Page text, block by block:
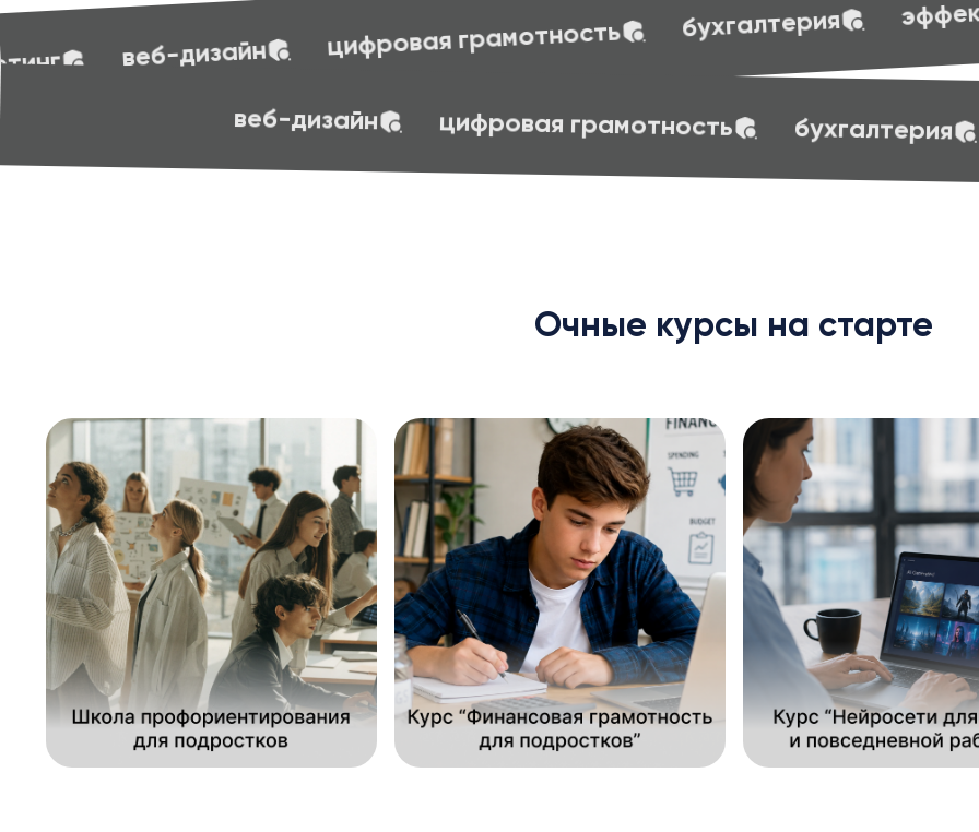
цифровая грамотность бухгалтерия эффективные презентации
эффективные презентации soft skills маркетинг веб-дизайн
Очные курсы на старте